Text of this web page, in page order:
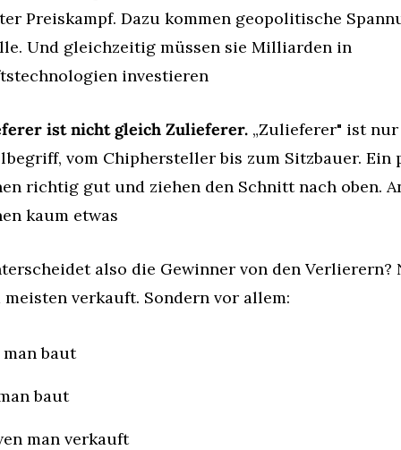
Preiskampf. Dazu kommen geopolitische
Und gleichzeitig müssen sie Milliarden in
investieren
ist nicht gleich Zulieferer. „Zulieferer" ist nur
vom Chiphersteller bis zum Sitzbauer. Ein
richtig gut und ziehen den Schnitt nach oben.
kaum etwas
also die Gewinner von den Verlierern?
meisten verkauft. Sondern vor allem:
man baut
baut
man verkauft